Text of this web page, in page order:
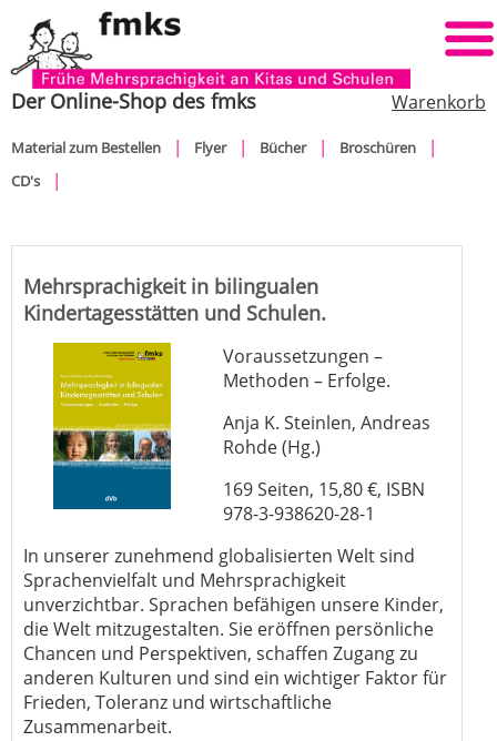
Warenkorb
Der Online-Shop des fmks
Navigation
überspringen
Material zum Bestellen Flyer Bücher
Broschüren
CD's
Mehrsprachigkeit in bilingualen
Kindertagesstätten und Schulen.
Voraussetzungen –
Methoden – Erfolge.
Anja K. Steinlen, Andreas
Rohde (Hg.)
169 Seiten, 15,80 €, ISBN
978-3-938620-28-1
In unserer zunehmend globalisierten Welt sind
Sprachenvielfalt und Mehrsprachigkeit
unverzichtbar. Sprachen befähigen unsere Kinder,
die Welt mitzugestalten. Sie eröffnen persönliche
Chancen und Perspektiven, schaffen Zugang zu
anderen Kulturen und sind ein wichtiger Faktor für
Frieden, Toleranz und wirtschaftliche
Zusammenarbeit.